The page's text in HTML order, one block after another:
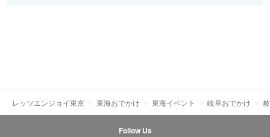
レッツエンジョイ東京 東海おでかけ 東海イベント 岐阜おでかけ
Follow Us